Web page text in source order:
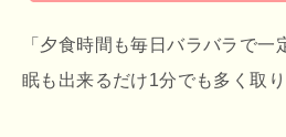
「夕食時間も毎日バラバラで
眠も出来るだけ1分でも多く取り